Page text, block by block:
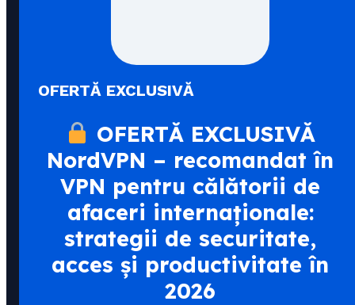
OFERTĂ EXCLUSIVĂ
OFERTĂ EXCLUSIVĂ
NordVPN – recomandat în
VPN pentru călătorii de
afaceri internaționale:
strategii de securitate,
acces și productivitate în
2026